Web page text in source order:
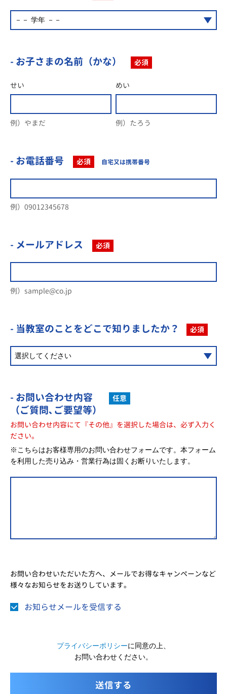
- お子さまの名前（かな） 必須
せい
例）やまだ
めい
例）たろう
- お電話番号 必須 自宅又は携帯番号
例）09012345678
- メールアドレス 必須
例）sample@co.jp
- 当教室のことをどこで知りましたか？ 必須
- お問い合わせ内容
（ご質問､ご要望等）
任意
お問い合わせ内容にて『その他』を選択した場合は、必ず入力く
ださい。
※こちらはお客様専用のお問い合わせフォームです。本フォーム
を利用した売り込み・営業行為は固くお断りいたします。
お問い合わせいただいた方へ、メールでお得なキャンペーンなど
様々なお知らせをお送りしています。
お知らせメールを受信する
プライバシーポリシーに同意の上、
お問い合わせください。